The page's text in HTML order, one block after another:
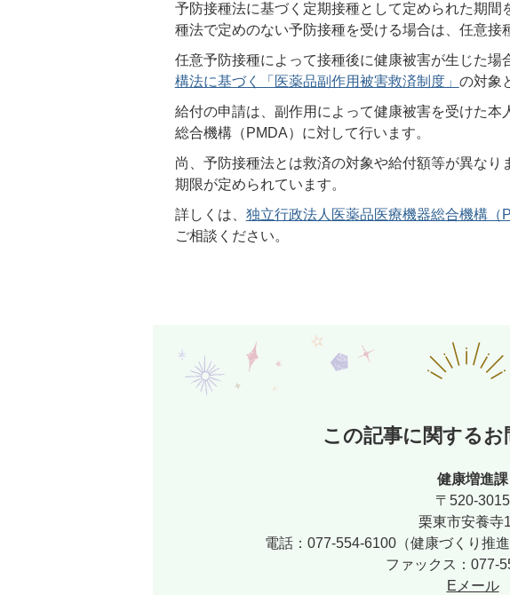
予防接種法に基づく定期接種として定められた期
種法で定めのない予防接種を受ける場合は、任意接
任意予防接種によって接種後に健康被害が生じた場
構法に基づく「医薬品副作用被害救済制度」 の対象
給付の申請は、副作用によって健康被害を受けた
総合機構（PMDA）に対して行います。
尚、予防接種法とは救済の対象や給付額等が異な
期限が定められています。
詳しくは、 独立行政法人医薬品医療機器総合機構（
ご相談ください。
この記事に関する
健康増進課
〒520-3015
栗東市安養寺
電話：077-554-6100（健康づくり推
ファックス：077-
Eメール